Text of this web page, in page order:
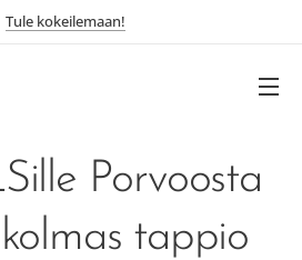
Tule kokeilemaan!
Porvoosta
tappio